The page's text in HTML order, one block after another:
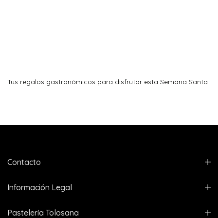
Tus regalos gastronómicos para disfrutar esta Semana Santa
Contacto
Información Legal
Pastelería Tolosana